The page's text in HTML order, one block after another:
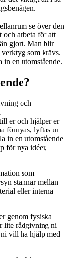
se över den
och arbeta för att
gjort. Man blir
som krävs.
in en utomstående.
och
er och hjälper er
förnyas, lyftas ur
in en utomstående
för nya idéer,
som
stannar mellan
eller interna
genom fysiska
lite rådgivning ni
ni vill ha hjälp med